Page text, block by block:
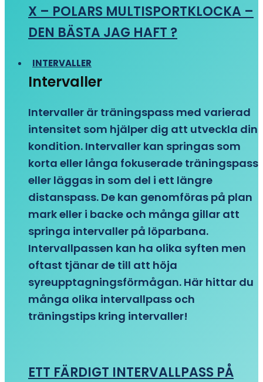
X – POLARS MULTISPORTKLOCKA –
DEN BÄSTA JAG HAFT ?
INTERVALLER
Intervaller
Intervaller är träningspass med varierad
intensitet som hjälper dig att utveckla din
kondition. Intervaller kan springas som
korta eller långa fokuserade träningspass
eller läggas in som del i ett längre
distanspass. De kan genomföras på plan
mark eller i backe och många gillar att
springa intervaller på löparbana.
Intervallpassen kan ha olika syften men
oftast tjänar de till att höja
syreupptagningsförmågan. Här hittar du
många olika intervallpass och
träningstips kring intervaller!
ETT FÄRDIGT INTERVALLPASS PÅ